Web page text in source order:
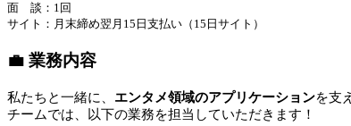
面 談：1回
サイト：月末締め翌月15日支払い（15日サイト）
💼 業務内容
私たちと一緒に、 エンタメ領域のアプリケーションを支
チームでは、以下の業務を担当していただきます！